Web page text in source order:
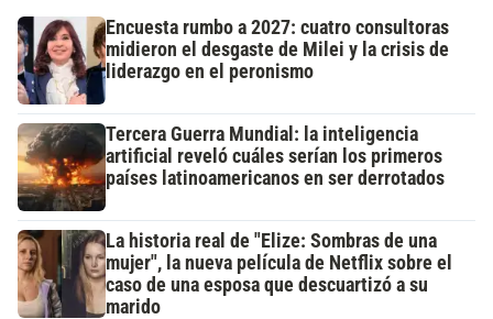
Encuesta rumbo a 2027: cuatro consultoras
midieron el desgaste de Milei y la crisis de
liderazgo en el peronismo
Tercera Guerra Mundial: la inteligencia
artificial reveló cuáles serían los primeros
países latinoamericanos en ser derrotados
La historia real de "Elize: Sombras de una
mujer", la nueva película de Netflix sobre el
caso de una esposa que descuartizó a su
marido